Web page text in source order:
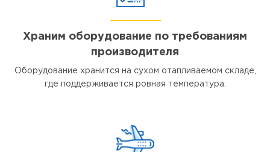
Храним оборудование по требованиям
производителя
Оборудование хранится на сухом отапливаемом складе,
где поддерживается ровная температура.